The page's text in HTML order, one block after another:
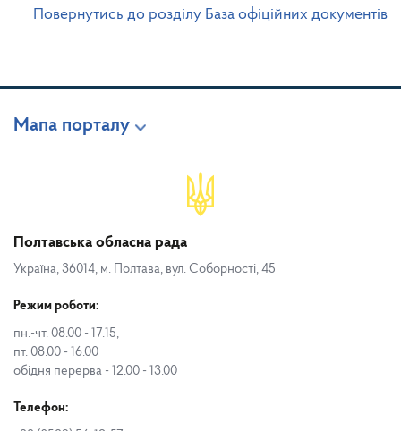
Повернутись до розділу База офіційних документів
Мапа порталу
Полтавська обласна рада
Україна, 36014, м. Полтава, вул. Соборності, 45
Режим роботи:
пн.-чт. 08.00 - 17.15,
пт. 08.00 - 16.00
обідня перерва - 12.00 - 13.00
Телефон: